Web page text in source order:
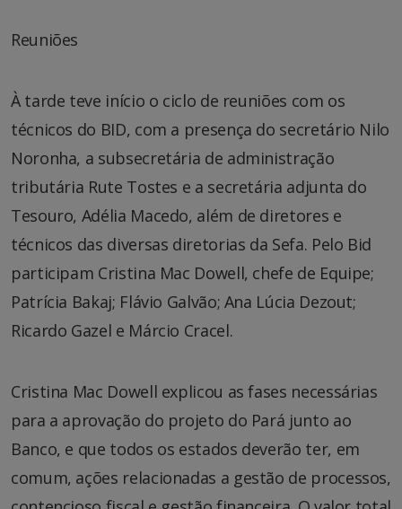
Reuniões
À tarde teve início o ciclo de reuniões com os
técnicos do BID, com a presença do secretário Nilo
Noronha, a subsecretária de administração
tributária Rute Tostes e a secretária adjunta do
Tesouro, Adélia Macedo, além de diretores e
técnicos das diversas diretorias da Sefa. Pelo Bid
participam Cristina Mac Dowell, chefe de Equipe;
Patrícia Bakaj; Flávio Galvão; Ana Lúcia Dezout;
Ricardo Gazel e Márcio Cracel.
Cristina Mac Dowell explicou as fases necessárias
para a aprovação do projeto do Pará junto ao
Banco, e que todos os estados deverão ter, em
comum, ações relacionadas a gestão de processos,